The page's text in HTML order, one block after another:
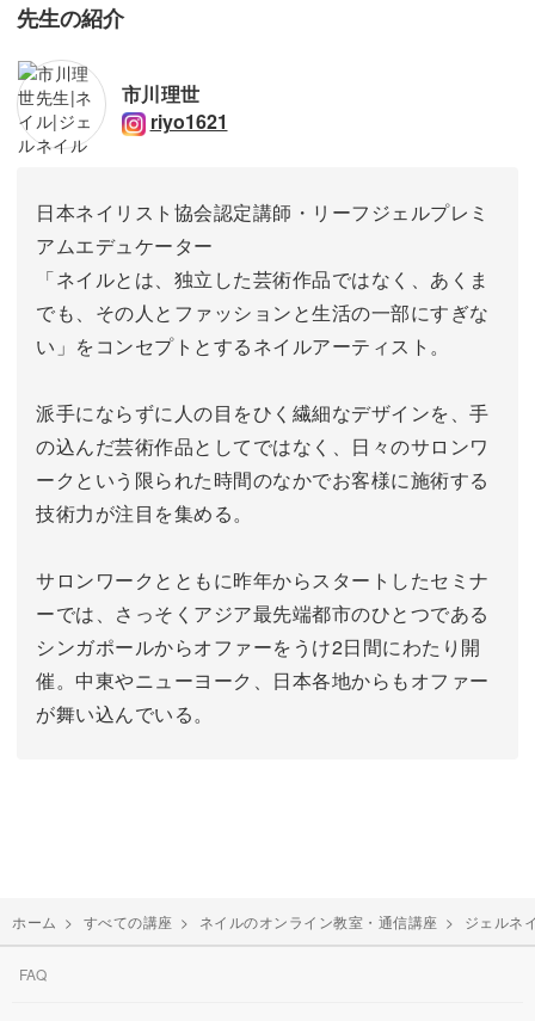
先生の紹介
市川理世
riyo1621
日本ネイリスト協会認定講師・リーフジェルプレミ
アムエデュケーター
「ネイルとは、独立した芸術作品ではなく、あくま
でも、その人とファッションと生活の一部にすぎな
い」をコンセプトとするネイルアーティスト。
派手にならずに人の目をひく繊細なデザインを、手
の込んだ芸術作品としてではなく、日々のサロンワ
ークという限られた時間のなかでお客様に施術する
技術力が注目を集める。
サロンワークとともに昨年からスタートしたセミナ
ーでは、さっそくアジア最先端都市のひとつである
シンガポールからオファーをうけ2日間にわたり開
催。中東やニューヨーク、日本各地からもオファー
が舞い込んでいる。
ホーム > すべての講座 > ネイルのオンライン教室・通信講座 > ジェルネ
FAQ